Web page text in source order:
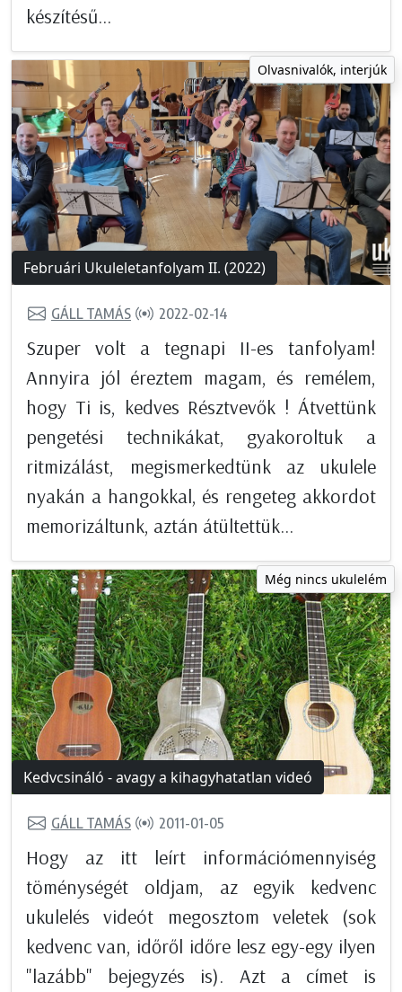
készítésű...
Olvasnivalók, interjúk
Februári Ukuleletanfolyam II. (2022)
GÁLL TAMÁS 2022-02-14
Szuper volt a tegnapi II-es tanfolyam!
Annyira jól éreztem magam, és remélem,
hogy Ti is, kedves Résztvevők ! Átvettünk
pengetési technikákat, gyakoroltuk a
ritmizálást, megismerkedtünk az ukulele
nyakán a hangokkal, és rengeteg akkordot
memorizáltunk, aztán átültettük...
Még nincs ukulelém
Kedvcsináló - avagy a kihagyhatatlan videó
GÁLL TAMÁS 2011-01-05
Hogy az itt leírt információmennyiség
töménységét oldjam, az egyik kedvenc
ukulelés videót megosztom veletek (sok
kedvenc van, időről időre lesz egy-egy ilyen
"lazább" bejegyzés is). Azt a címet is